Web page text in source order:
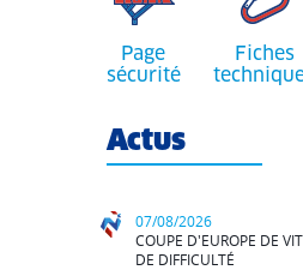
Page
sécurité
Fiches
Actus
07/08/2026
COUPE D'EUROPE DE
DE DIFFICULTÉ